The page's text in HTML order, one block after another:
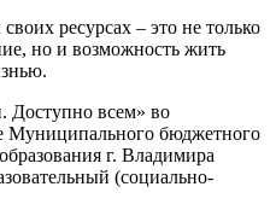
ресурсах – это не только
но и возможность жить
Доступно всем» во
Муниципального бюджетного
г. Владимира
(социально-